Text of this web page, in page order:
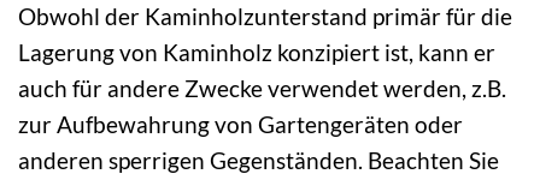
Obwohl der Kaminholzunterstand primär für die
Lagerung von Kaminholz konzipiert ist, kann er
auch für andere Zwecke verwendet werden, z.B.
zur Aufbewahrung von Gartengeräten oder
anderen sperrigen Gegenständen. Beachten Sie